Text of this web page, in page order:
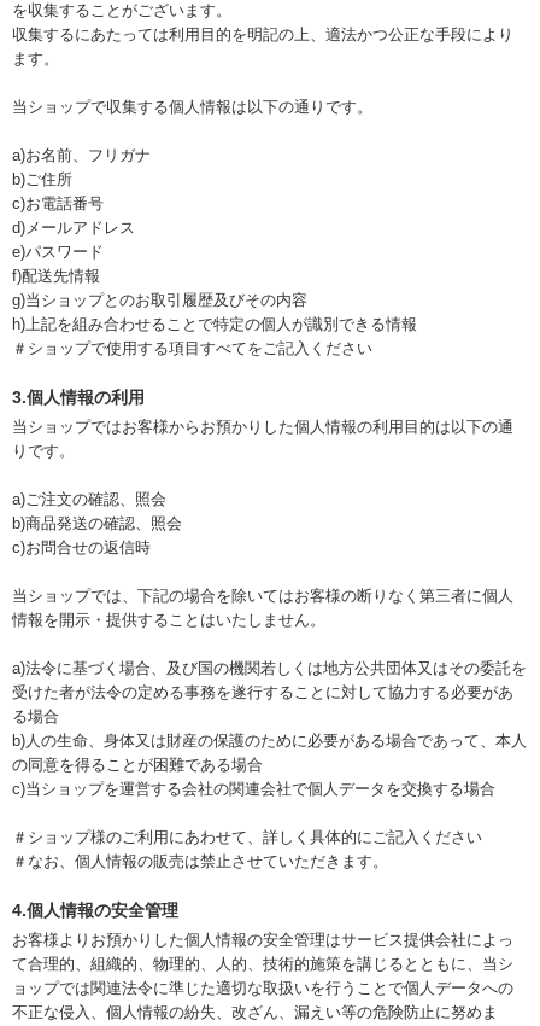
を収集することがございます。
収集するにあたっては利用目的を明記の上、適法かつ公正な手段により
ます。
当ショップで収集する個人情報は以下の通りです。
a)お名前、フリガナ
b)ご住所
c)お電話番号
d)メールアドレス
e)パスワード
f)配送先情報
g)当ショップとのお取引履歴及びその内容
h)上記を組み合わせることで特定の個人が識別できる情報
＃ショップで使用する項目すべてをご記入ください
3.個人情報の利用
当ショップではお客様からお預かりした個人情報の利用目的は以下の通
りです。
a)ご注文の確認、照会
b)商品発送の確認、照会
c)お問合せの返信時
当ショップでは、下記の場合を除いてはお客様の断りなく第三者に個人
情報を開示・提供することはいたしません。
a)法令に基づく場合、及び国の機関若しくは地方公共団体又はその委託を
受けた者が法令の定める事務を遂行することに対して協力する必要があ
る場合
b)人の生命、身体又は財産の保護のために必要がある場合であって、本人
の同意を得ることが困難である場合
c)当ショップを運営する会社の関連会社で個人データを交換する場合
＃ショップ様のご利用にあわせて、詳しく具体的にご記入ください
＃なお、個人情報の販売は禁止させていただきます。
4.個人情報の安全管理
お客様よりお預かりした個人情報の安全管理はサービス提供会社によっ
て合理的、組織的、物理的、人的、技術的施策を講じるとともに、当シ
ョップでは関連法令に準じた適切な取扱いを行うことで個人データへの
不正な侵入、個人情報の紛失、改ざん、漏えい等の危険防止に努めま